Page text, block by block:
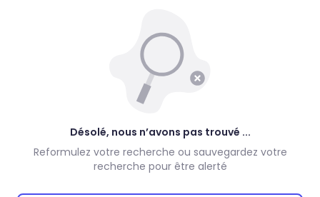
Désolé, nous n’avons pas trouvé ...
Reformulez votre recherche ou sauvegardez votre
recherche pour être alerté